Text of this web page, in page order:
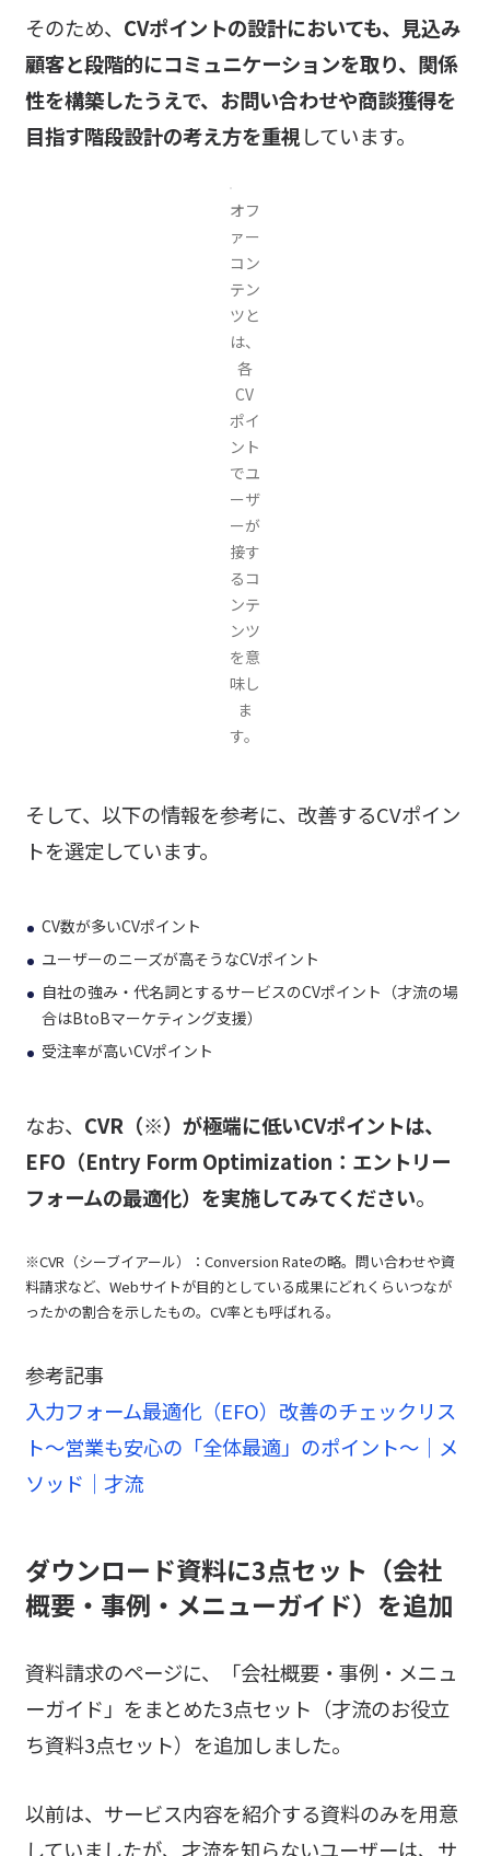
そのため、 CVポイントの設計においても、見込み
顧客と段階的にコミュニケーションを取り、関係
性を構築したうえで、お問い合わせや商談獲得を
目指す階段設計の考え方を重視しています。
オフ
ァー
コン
テン
ツと
は、
各
CV
ポイ
ント
でユ
ーザ
ーが
接す
るコ
ンテ
ンツ
を意
味し
ま
す。
そして、以下の情報を参考に、改善するCVポイン
トを選定しています。
CV数が多いCVポイント
ユーザーのニーズが高そうなCVポイント
自社の強み・代名詞とするサービスのCVポイント（才流の場
合はBtoBマーケティング支援）
受注率が高いCVポイント
なお、 CVR（※）が極端に低いCVポイントは、
EFO（Entry Form Optimization：エントリー
フォームの最適化）を実施してみてください。
※CVR（シーブイアール）：Conversion Rateの略。問い合わせや資
料請求など、Webサイトが目的としている成果にどれくらいつなが
ったかの割合を示したもの。CV率とも呼ばれる。
参考記事
入力フォーム最適化（EFO）改善のチェックリス
ト～営業も安心の「全体最適」のポイント～｜メ
ソッド｜才流
ダウンロード資料に3点セット（会社
概要・事例・メニューガイド）を追加
資料請求のページに、「会社概要・事例・メニュ
ーガイド」をまとめた3点セット（才流のお役立
ち資料3点セット）を追加しました。
以前は、サービス内容を紹介する資料のみを用意
していましたが、才流を知らないユーザーは、サ